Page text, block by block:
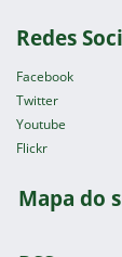
Redes
Facebook
Twitter
Youtube
Flickr
Mapa do